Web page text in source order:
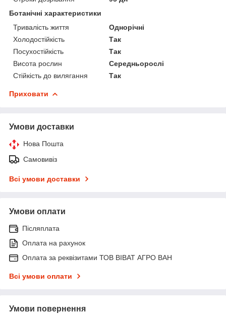
Ботанічні характеристики
Тривалість життя
Однорічні
Холодостійкість
Так
Посухостійкість
Так
Висота рослин
Середньорослі
Стійкість до вилягання
Так
Приховати
Умови доставки
Нова Пошта
Самовивіз
Всі умови доставки
Умови оплати
Післяплата
Оплата на рахунок
Оплата за реквізитами ТОВ ВІВАТ АГРО ВАН
Всі умови оплати
Умови повернення